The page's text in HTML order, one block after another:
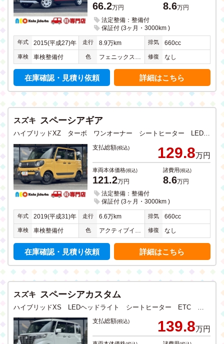
66.2万円 8.6万円
法定整備：整備付
保証付 (3ヶ月・3000km )
年式 2015(平成27)年 走行 8.9万km 排気 660cc
車検 車検整備付 色 フェニックスレッドパールＩＩ 修復 なし
在庫確認・見積り依頼 詳細はこちら
スズキ スペーシアギア
ハイブリッドXZ ターボ ワンオーナー シートヒーター LEDヘッドライト ETC アイドリングストップ 衝突軽減ブレーキ ドラレコ CD DVD TV ナビ Bluetooth ステリモ 電動スライドドア
支払総額(税込) 129.8万円
車両本体価格(税込)
121.2万円
諸費用(税込)
8.6万円
法定整備：整備付
保証付 (3ヶ月・3000km )
年式 2019(平成31)年 走行 6.6万km 排気 660cc
車検 車検整備付 色 アクティブイエローＩＩ 修復 なし
在庫確認・見積り依頼 詳細はこちら
スズキ スペーシアカスタム
ハイブリッドXS LEDヘッドライト シートヒーター ETC パーキングセンサー アイドリングストップ 衝突軽減ブレーキ CD DVD TV ナビ Bluetooth USB入力 全方位カメラ ステリモ スライドドア
支払総額(税込) 139.8万円